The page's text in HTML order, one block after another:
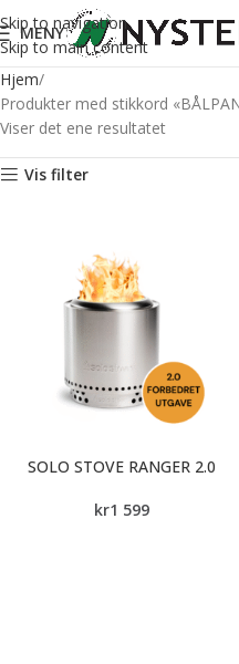
Skip to navigation
Skip to main content
MENY
Hjem
Produkter med stikkord
Viser det ene resultatet
Vis filter
SOLO STOVE RANGER 2.0
kr1 599